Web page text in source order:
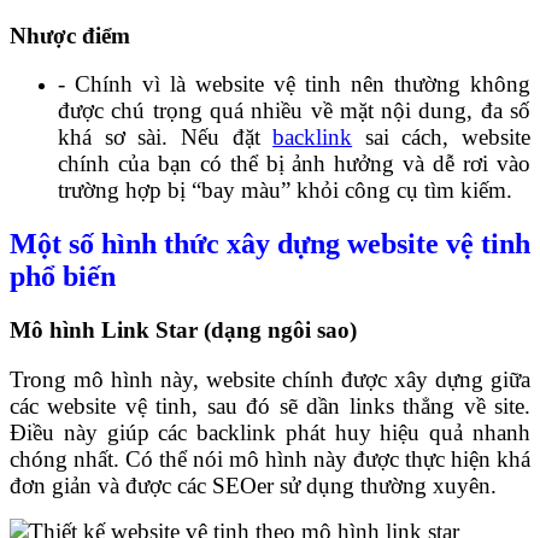
Nhược điểm
- Chính vì là website vệ tinh nên thường không
được chú trọng quá nhiều về mặt nội dung, đa số
khá sơ sài. Nếu đặtbacklink sai cách, website
chính của bạn có thể bị ảnh hưởng và dễ rơi vào
trường hợp bị “bay màu” khỏi công cụ tìm kiếm.
Một số hình thức xây dựng website vệ tinh
phổ biến
Mô hình Link Star (dạng ngôi sao)
Trong mô hình này, website chính được xây dựng giữa
các website vệ tinh, sau đó sẽ dần links thẳng về site.
Điều này giúp các backlink phát huy hiệu quả nhanh
chóng nhất. Có thể nói mô hình này được thực hiện khá
đơn giản và được các SEOer sử dụng thường xuyên.